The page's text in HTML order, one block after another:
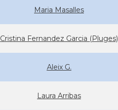
Maria Masalles
Cristina Fernandez Garcia (Pluges)
Aleix G.
Laura Arribas